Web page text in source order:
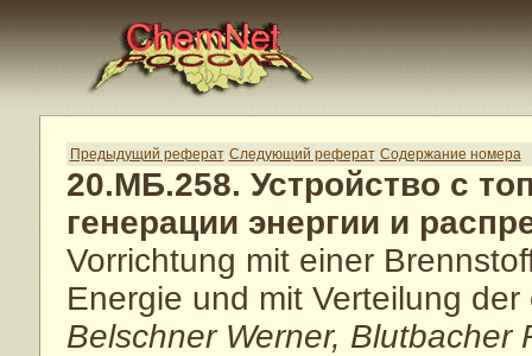
Предыдущий реферат Следующий реферат Содержание номера
20.МБ.258. Устройство с
генерации энергии и
Vorrichtung mit einer
Energie und mit Verteilung
Belschner Werner,